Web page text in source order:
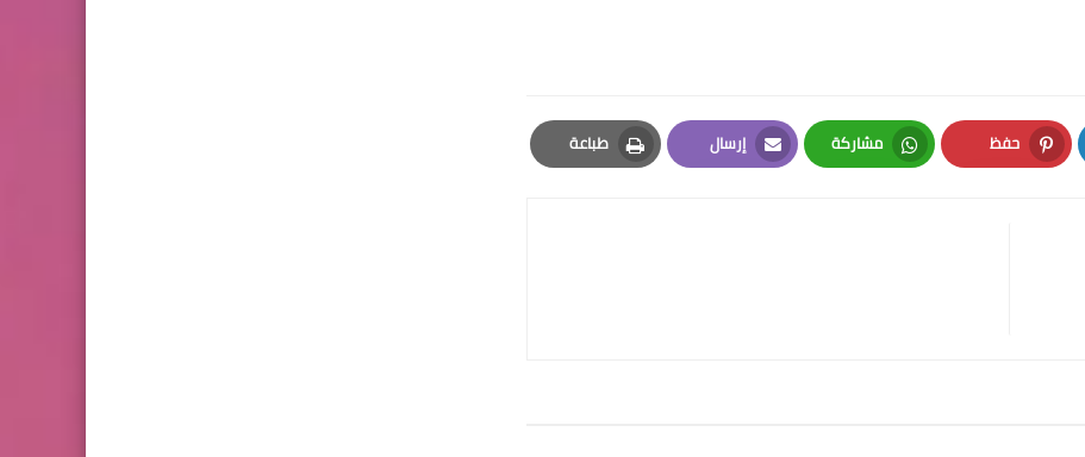
حفظ
Pinterest
مشاركة
Whatsapp
إرسال
Email
طباعة
Print